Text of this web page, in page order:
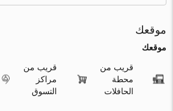
موقعك
موقعك
قريب من
محطة
الحافلات
قريب من
مراكز
التسوق